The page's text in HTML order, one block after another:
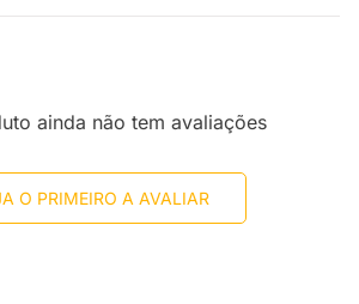
ainda não tem avaliações
O PRIMEIRO A AVALIAR